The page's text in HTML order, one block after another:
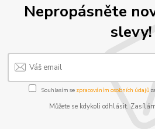
Nepropásněte
slevy!
Souhlasím se zpracováním osobních údajů
Můžete se kdykoli odhlásit.